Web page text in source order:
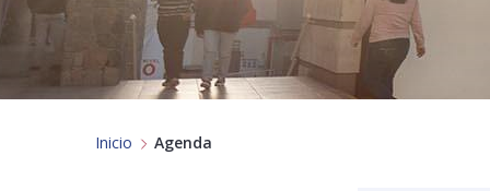
Inicio Agenda